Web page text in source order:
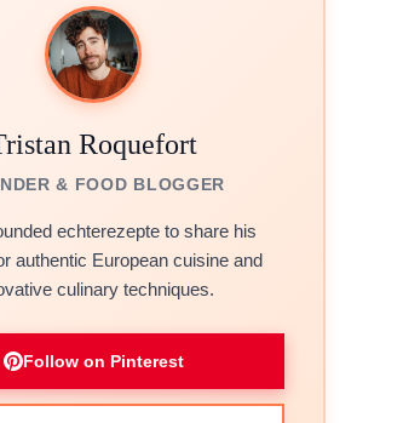
Roquefort
& FOOD BLOGGER
echterezepte to share his
authentic European cuisine and
culinary techniques.
Follow on Pinterest